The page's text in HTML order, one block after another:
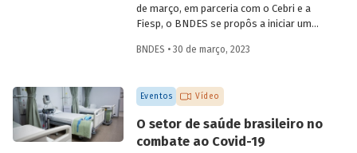
de março, em parceria com o Cebri e a
Fiesp, o BNDES se propôs a iniciar um
principais questões do desenvolvimento
internacionais e representantes de
governo e da área acadêmica no Brasil.
Um dos temas abordados foi como o
Estado e as instituições financeiras de
desenvolvimento (IFD) podem atuar para
BNDES • 30 de março, 2023
Eventos Vídeo
O setor de saúde brasileiro no
combate ao Covid-19